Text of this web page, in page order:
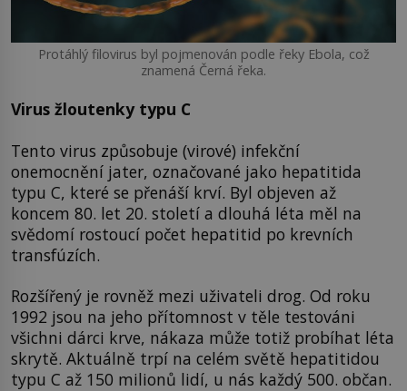
Protáhlý filovirus byl pojmenován podle řeky Ebola, což
znamená Černá řeka.
Virus žloutenky typu C
Tento virus způsobuje (virové) infekční
onemocnění jater, označované jako hepatitida
typu C, které se přenáší krví. Byl objeven až
koncem 80. let 20. století a dlouhá léta měl na
svědomí rostoucí počet hepatitid po krevních
transfúzích.
Rozšířený je rovněž mezi uživateli drog. Od roku
1992 jsou na jeho přítomnost v těle testováni
všichni dárci krve, nákaza může totiž probíhat léta
skrytě. Aktuálně trpí na celém světě hepatitidou
typu C až 150 milionů lidí, u nás každý 500. občan.